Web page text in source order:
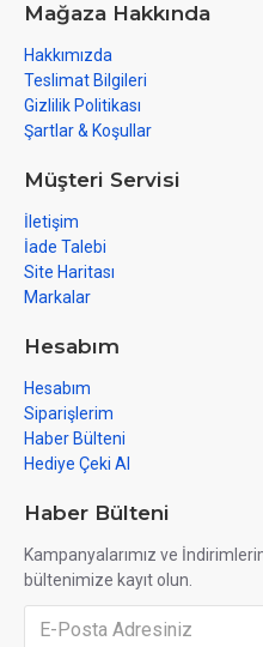
Mağaza Hakkında
Hakkımızda
Teslimat Bilgileri
Gizlilik Politikası
Şartlar & Koşullar
Müşteri Servisi
İletişim
İade Talebi
Site Haritası
Markalar
Hesabım
Hesabım
Siparişlerim
Haber Bülteni
Hediye Çeki Al
Haber Bülteni
Kampanyalarımız ve
bültenimize kayıt olun.